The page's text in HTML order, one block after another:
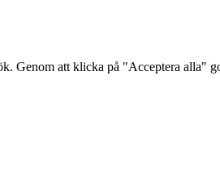
Genom att klicka på "Acceptera alla"